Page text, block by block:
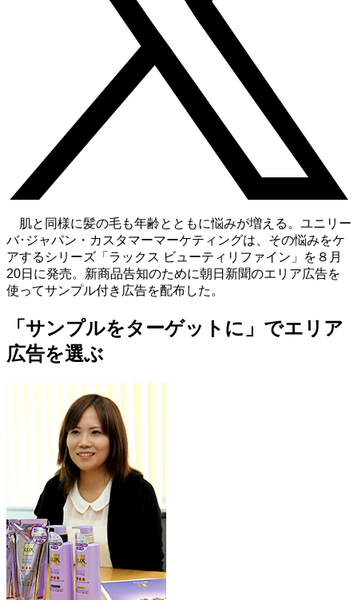
肌と同様に髪の毛も年齢とともに悩みが増える。ユニリー
バ･ジャパン・カスタマーマーケティングは、その悩みをケ
アするシリーズ「ラックス ビューティリファイン」を８月
20日に発売。新商品告知のために朝日新聞のエリア広告を
使ってサンプル付き広告を配布した。
「サンプルをターゲットに」でエリア
広告を選ぶ